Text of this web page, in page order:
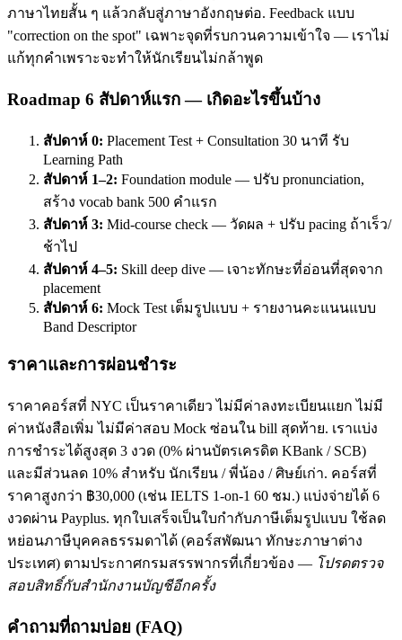
ภาษาไทยสั้น ๆ แล้วกลับสู่ภาษาอังกฤษต่อ. Feedback แบบ
"correction on the spot" เฉพาะจุดที่รบกวนความเข้าใจ — เราไม่
แก้ทุกคำเพราะจะทำให้นักเรียนไม่กล้าพูด
Roadmap 6 สัปดาห์แรก — เกิดอะไรขึ้นบ้าง
สัปดาห์ 0: Placement Test + Consultation 30 นาที รับ
Learning Path
สัปดาห์ 1–2: Foundation module — ปรับ pronunciation,
สร้าง vocab bank 500 คำแรก
สัปดาห์ 3: Mid-course check — วัดผล + ปรับ pacing ถ้าเร็ว/
ช้าไป
สัปดาห์ 4–5: Skill deep dive — เจาะทักษะที่อ่อนที่สุดจาก
placement
สัปดาห์ 6: Mock Test เต็มรูปแบบ + รายงานคะแนนแบบ
Band Descriptor
ราคาและการผ่อนชำระ
ราคาคอร์สที่ NYC เป็นราคาเดียว ไม่มีค่าลงทะเบียนแยก ไม่มี
ค่าหนังสือเพิ่ม ไม่มีค่าสอบ Mock ซ่อนใน bill สุดท้าย. เราแบ่ง
การชำระได้สูงสุด 3 งวด (0% ผ่านบัตรเครดิต KBank / SCB)
และมีส่วนลด 10% สำหรับ นักเรียน / พี่น้อง / ศิษย์เก่า. คอร์สที่
ราคาสูงกว่า ฿30,000 (เช่น IELTS 1-on-1 60 ชม.) แบ่งจ่ายได้ 6
งวดผ่าน Payplus. ทุกใบเสร็จเป็นใบกำกับภาษีเต็มรูปแบบ ใช้ลด
หย่อนภาษีบุคคลธรรมดาได้ (คอร์สพัฒนา ทักษะภาษาต่าง
ประเทศ) ตามประกาศกรมสรรพากรที่เกี่ยวข้อง — โปรดตรวจ
สอบสิทธิ์กับสำนักงานบัญชีอีกครั้ง
คำถามที่ถามบ่อย (FAQ)